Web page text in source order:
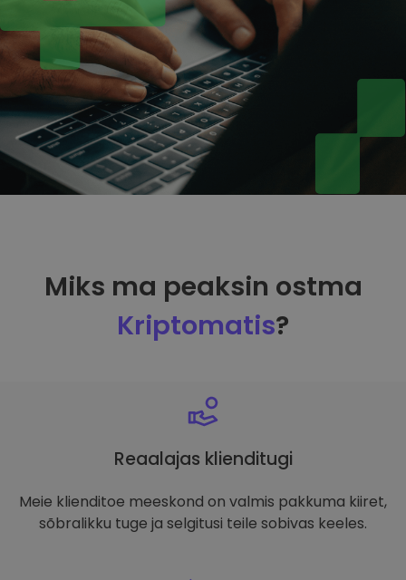
Miks ma peaksin ostma
Kriptomatis?
Reaalajas klienditugi
Meie klienditoe meeskond on valmis pakkuma kiiret,
sõbralikku tuge ja selgitusi teile sobivas keeles.